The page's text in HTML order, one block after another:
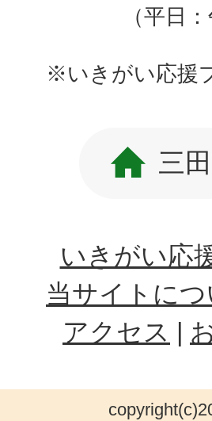
（平日
※いきがい応援
三
いきがい応
当サイトにつ
アクセス